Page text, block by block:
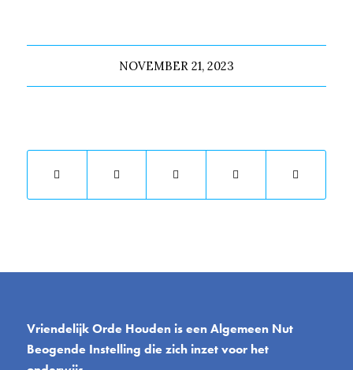
NOVEMBER 21, 2023
Vriendelijk Orde Houden is een Algemeen Nut
Beogende Instelling die zich inzet voor het